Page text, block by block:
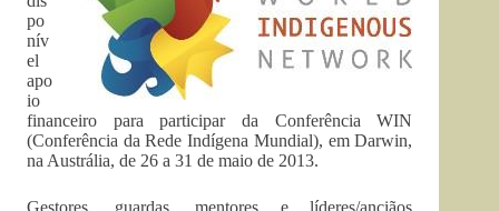
po
nív
el
apo
io
financeiro para participar da Conferência WIN
(Conferência da Rede Indígena Mundial), em Darwin,
na Austrália, de 26 a 31 de maio de 2013.
Gestores, guardas, mentores e líderes/anciãos